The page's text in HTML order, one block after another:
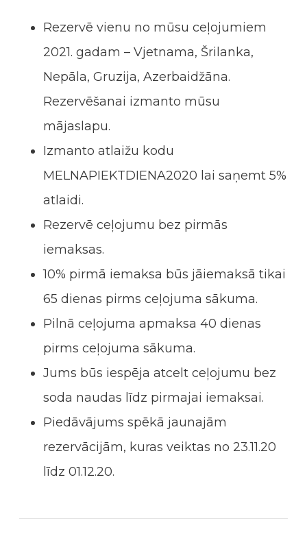
Rezervē vienu no mūsu ceļojumiem
2021. gadam – Vjetnama, Šrilanka,
Nepāla, Gruzija, Azerbaidžāna.
Rezervēšanai izmanto mūsu
mājaslapu.
Izmanto atlaižu kodu
MELNAPIEKTDIENA2020 lai saņemt 5%
atlaidi.
Rezervē ceļojumu bez pirmās
iemaksas.
10% pirmā iemaksa būs jāiemaksā tikai
65 dienas pirms ceļojuma sākuma.
Pilnā ceļojuma apmaksa 40 dienas
pirms ceļojuma sākuma.
Jums būs iespēja atcelt ceļojumu bez
soda naudas līdz pirmajai iemaksai.
Piedāvājums spēkā jaunajām
rezervācijām, kuras veiktas no 23.11.20
līdz 01.12.20.